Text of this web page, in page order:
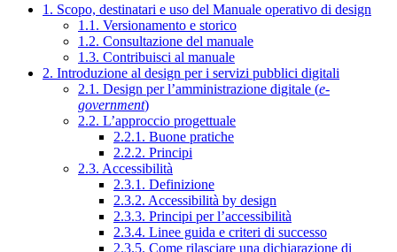
1. Scopo, destinatari e uso del Manuale operativo di design
1.1. Versionamento e storico
1.2. Consultazione del manuale
1.3. Contribuisci al manuale
2. Introduzione al design per i servizi pubblici digitali
2.1. Design per l’amministrazione digitale (e-
government)
2.2. L’approccio progettuale
2.2.1. Buone pratiche
2.2.2. Principi
2.3. Accessibilità
2.3.1. Definizione
2.3.2. Accessibilità by design
2.3.3. Principi per l’accessibilità
2.3.4. Linee guida e criteri di successo
2.3.5. Come rilasciare una dichiarazione di